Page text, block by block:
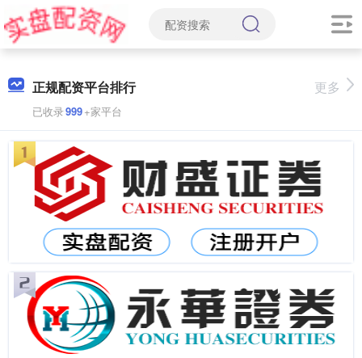
正规配资平台排行
已收录999+家平台
更多